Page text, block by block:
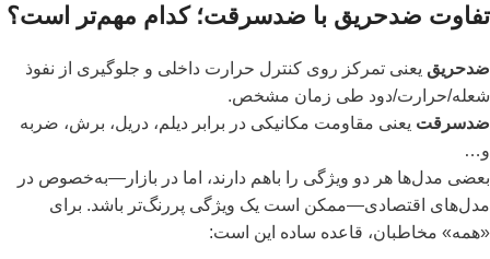
تفاوت ضدحریق با ضدسرقت؛ کدام مهم‌تر است؟
ضدحریق یعنی تمرکز روی کنترل حرارت داخلی و جلوگیری از نفوذ
شعله/حرارت/دود طی زمان مشخص.
ضدسرقت یعنی مقاومت مکانیکی در برابر دیلم، دریل، برش، ضربه
و…
بعضی مدل‌ها هر دو ویژگی را باهم دارند، اما در بازار—به‌خصوص در
مدل‌های اقتصادی—ممکن است یک ویژگی پررنگ‌تر باشد. برای
«همه» مخاطبان، قاعده ساده این است: